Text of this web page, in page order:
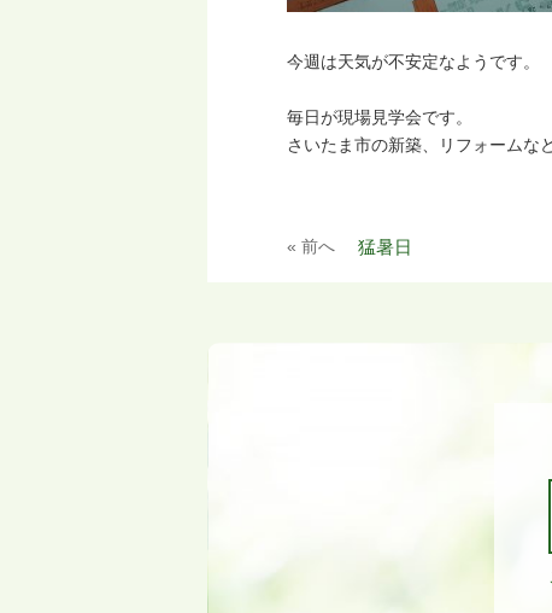
今週は天気が不安定なようです。
毎日が現場見学会です。
さいたま市の新築、リフォームな
« 前へ 猛暑日